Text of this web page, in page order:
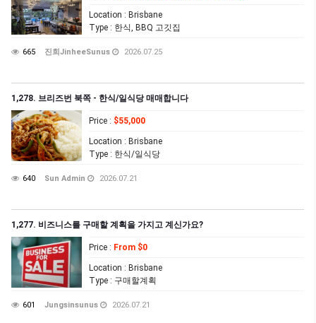
Location : Brisbane
Type : 한식, BBQ 고깃집
665 진희JinheeSunus 2026.07.25
1,278. 브리즈번 북쪽 - 한식/일식당 매매합니다
Price : $55,000
Location : Brisbane
Type : 한식/일식당
640 Sun Admin 2026.07.21
1,277. 비즈니스를 구매할 계획을 가지고 계신가요?
Price : From $0
Location : Brisbane
Type : 구매할계획
601 Jungsinsunus 2026.07.21